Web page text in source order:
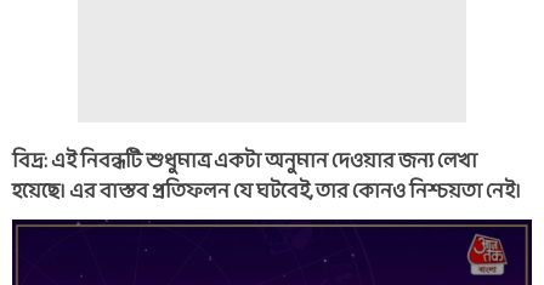
বিদ্র: এই নিবন্ধটি শুধুমাত্র একটা অনুমান দেওয়ার জন্য লেখা
হয়েছে। এর বাস্তব প্রতিফলন যে ঘটবেই, তার কোনও নিশ্চয়তা নেই।